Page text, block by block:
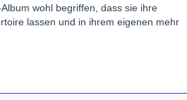
wohl begriffen, dass sie ihre
lassen und in ihrem eigenen mehr